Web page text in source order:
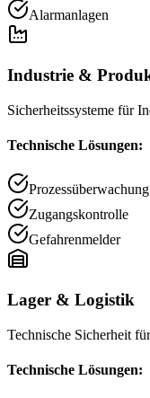
Alarmanlagen
Industrie &
Sicherheitssysteme für
Technische Lösungen:
Prozessüberwachung
Zugangskontrolle
Gefahrenmelder
Lager & Logistik
Technische Sicherheit
Technische Lösungen: